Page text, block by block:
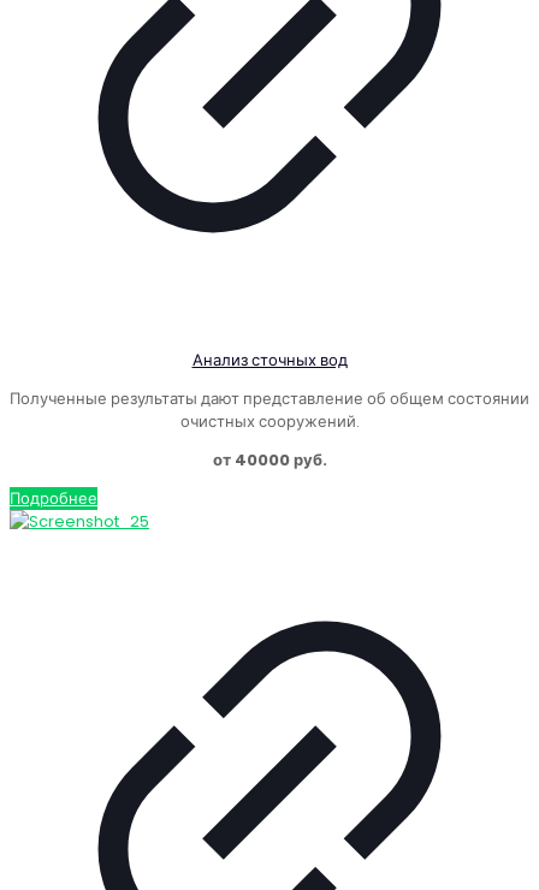
Анализ сточных вод
Полученные результаты дают представление об общем состоянии
очистных сооружений.
от 40000 руб.
Подробнее